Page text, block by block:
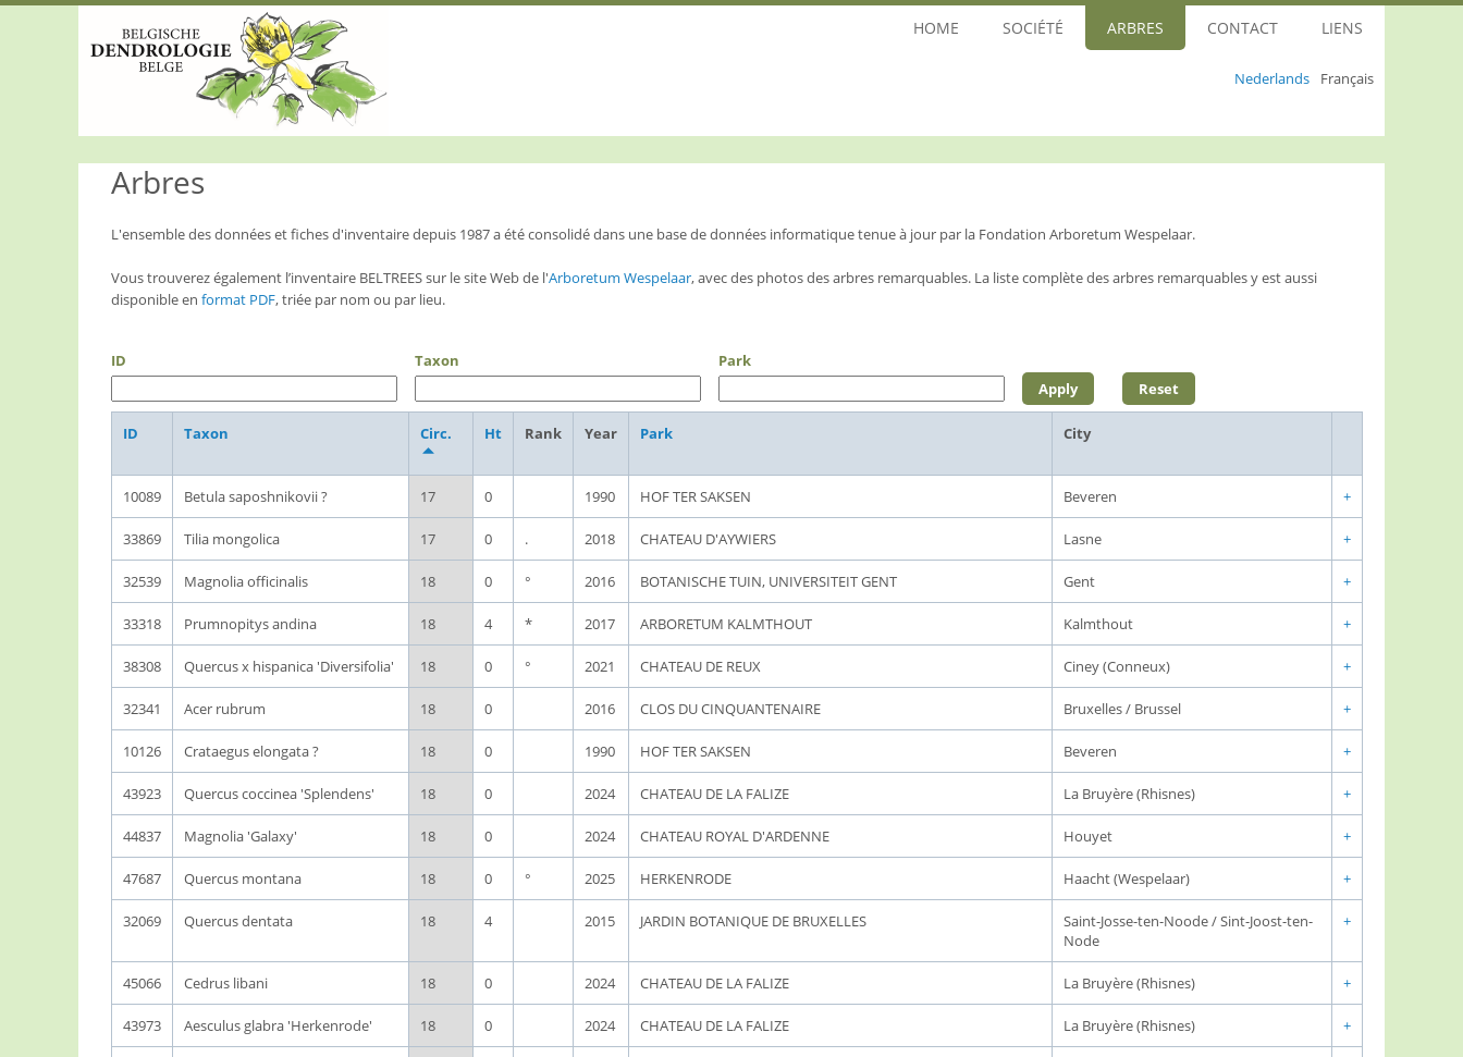
Nederlands Français
HOME SOCIÉTÉ ARBRES CONTACT LIENS
Arbres
L'ensemble des données et fiches d'inventaire depuis 1987 a été consolidé dans une base de données informatique tenue à jour par la Fondation Arboretum Wespelaar.
Vous trouverez également l’inventaire BELTREES sur le site Web de l'Arboretum Wespelaar, avec des photos des arbres remarquables. La liste complète des arbres remarquables y est aussi
disponible en format PDF, triée par nom ou par lieu.
ID Taxon Park
ID Taxon Circ. Ht Rank Year Park City
10089 Betula saposhnikovii ? 17 0 1990 HOF TER SAKSEN Beveren +
33869 Tilia mongolica 17 0 . 2018 CHATEAU D'AYWIERS Lasne +
32539 Magnolia officinalis 18 0 ° 2016 BOTANISCHE TUIN, UNIVERSITEIT GENT Gent +
33318 Prumnopitys andina 18 4 * 2017 ARBORETUM KALMTHOUT Kalmthout +
38308 Quercus x hispanica 'Diversifolia' 18 0 ° 2021 CHATEAU DE REUX Ciney (Conneux) +
32341 Acer rubrum 18 0 2016 CLOS DU CINQUANTENAIRE Bruxelles / Brussel +
10126 Crataegus elongata ? 18 0 1990 HOF TER SAKSEN Beveren +
43923 Quercus coccinea 'Splendens' 18 0 2024 CHATEAU DE LA FALIZE La Bruyère (Rhisnes) +
44837 Magnolia 'Galaxy' 18 0 2024 CHATEAU ROYAL D'ARDENNE Houyet +
47687 Quercus montana 18 0 ° 2025 HERKENRODE Haacht (Wespelaar) +
32069 Quercus dentata 18 4 2015 JARDIN BOTANIQUE DE BRUXELLES
Saint-Josse-ten-Noode / Sint-Joost-ten-
Node
+
45066 Cedrus libani 18 0 2024 CHATEAU DE LA FALIZE La Bruyère (Rhisnes) +
43973 Aesculus glabra 'Herkenrode' 18 0 2024 CHATEAU DE LA FALIZE La Bruyère (Rhisnes) +